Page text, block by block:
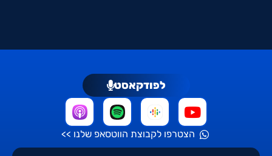
לפודקאסט
הצטרפו לקבוצת הווטסאפ שלנו >>